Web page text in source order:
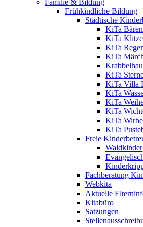
Familie & Bildung
Frühkindliche Bildung
Städtische
KiTa
KiTa
KiTa
KiTa
KiTa
KiTa Villa
KiTa
KiTa
KiTa
KiTa
KiTa
Freie
Fachberatung
Webkita
Aktuelle
Kitabüro
Satzungen